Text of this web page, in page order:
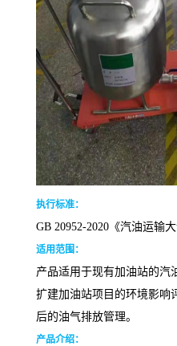
执行标准：
GB 20952-2020《汽油运输
适用范围：
产品适用于现有加油站的汽
扩建加油站项目的环境影响
后的油气排放管理。
产品介绍：